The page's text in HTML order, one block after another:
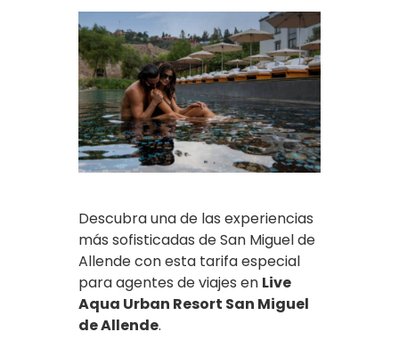
Descubra una de las experiencias
más sofisticadas de San Miguel de
Allende con esta tarifa especial
para agentes de viajes en Live
Aqua Urban Resort San Miguel
de Allende.